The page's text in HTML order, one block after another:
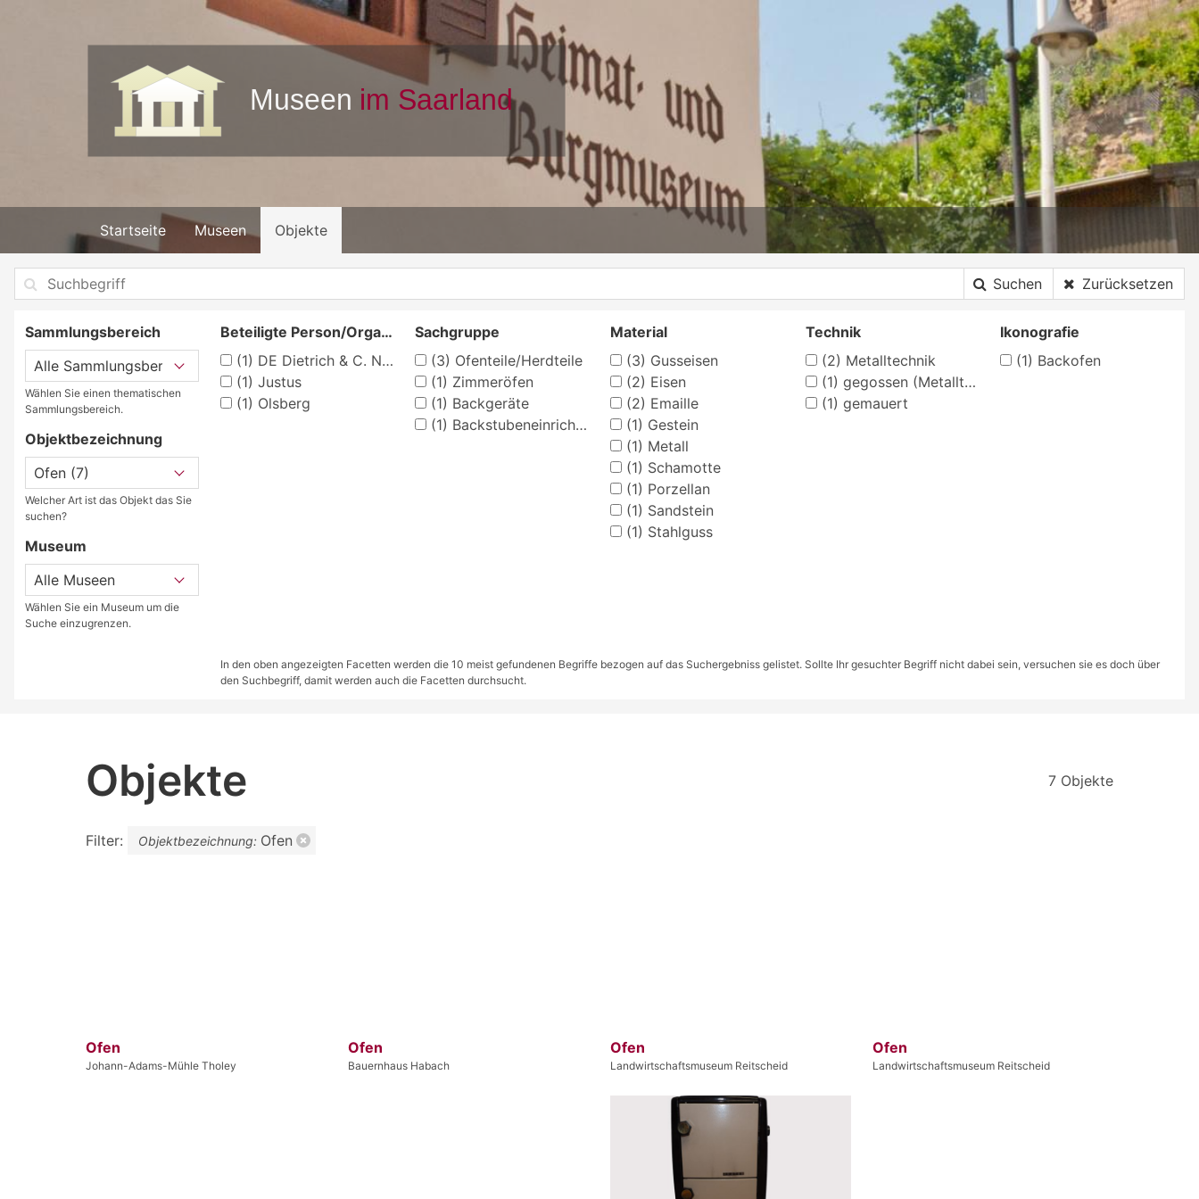
Startseite Museen Objekte
Suchen Zurücksetzen
Sammlungsbereich
Wählen Sie einen thematischen
Sammlungsbereich.
Objektbezeichnung
Welcher Art ist das Objekt das Sie
suchen?
Museum
Wählen Sie ein Museum um die
Suche einzugrenzen.
Beteiligte Person/Organisation
(1) DE Dietrich & C. Niederbronn
(1) Justus
(1) Olsberg
Sachgruppe
(3) Ofenteile/Herdteile
(1) Zimmeröfen
(1) Backgeräte
(1) Backstubeneinrichtung
Material
(3) Gusseisen
(2) Eisen
(2) Emaille
(1) Gestein
(1) Metall
(1) Schamotte
(1) Porzellan
(1) Sandstein
(1) Stahlguss
Technik
(2) Metalltechnik
(1) gegossen (Metalltechnik)
(1) gemauert
Ikonografie
(1) Backofen
In den oben angezeigten Facetten werden die 10 meist gefundenen Begriffe bezogen auf das Suchergebniss gelistet. Sollte Ihr gesuchter Begriff nicht dabei sein, versuchen sie es doch über
den Suchbegriff, damit werden auch die Facetten durchsucht.
Objekte 7 Objekte
Filter: Objektbezeichnung: Ofen
Ofen
Johann-Adams-Mühle Tholey
Ofen
Bauernhaus Habach
Ofen
Landwirtschaftsmuseum Reitscheid
Ofen
Landwirtschaftsmuseum Reitscheid